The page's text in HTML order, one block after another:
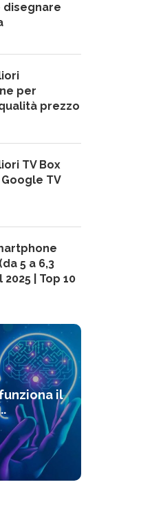
disegnare
per
prezzo
TV Box
TV
5 a 6,3
| Top 10
il